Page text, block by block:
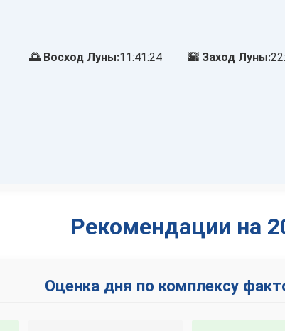
🌅 Восход Луны:11:41:24 🌇 Заход Луны:
Рекомендации на
Оценка дня по комплексу